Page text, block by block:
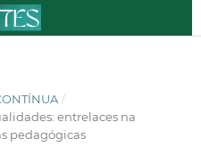
/
entrelaces na
pedagógicas